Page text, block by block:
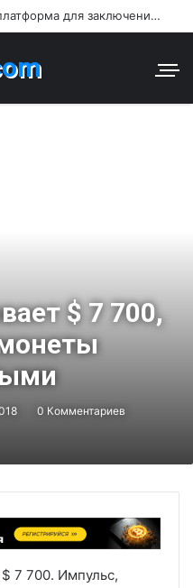
1win – популярная беттинг платформа для заключения пари и азартных игр в Узбекистане
$ 7 700,
0 Комментариев
7 700. Импульс,